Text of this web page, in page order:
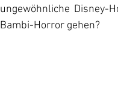
ungewöhnliche
Bambi-Horror gehen?